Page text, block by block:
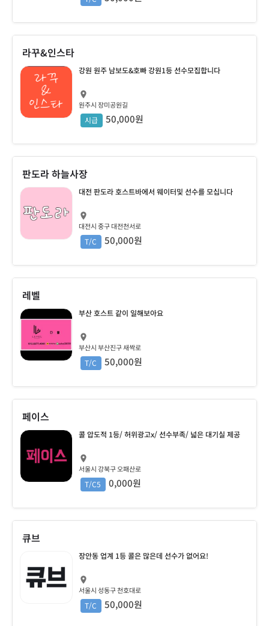
라꾸&인스타
강원 원주 남보도&호빠 강원1등 선수모집합니다
원주시 장미공원길
시급 50,000원
판도라 하늘사장
대전 판도라 호스트바에서 웨이터및 선수를 모십니다
대전시 중구 대전천서로
T/C 50,000원
레벨
부산 호스트 같이 일해보아요
부산시 부산진구 새싹로
T/C 50,000원
페이스
콜 압도적 1등/ 허위광고x/ 선수부족/ 넓은 대기실 제공
서울시 강북구 오패산로
T/C5 0,000원
큐브
장안동 업계 1등 콜은 많은데 선수가 없어요!
서울시 성동구 천호대로
T/C 50,000원